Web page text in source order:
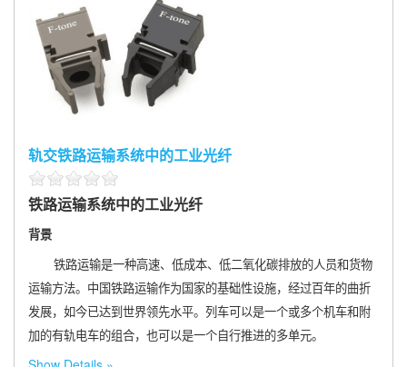
轨交铁路运输系统中的工业光纤
铁路运输系统中的工业光纤
背景
铁路运输是一种高速、低成本、低二氧化碳排放的人员和货物
运输方法。中国铁路运输作为国家的基础性设施，经过百年的曲折
发展，如今已达到世界领先水平。列车可以是一个或多个机车和附
加的有轨电车的组合，也可以是一个自行推进的多单元。